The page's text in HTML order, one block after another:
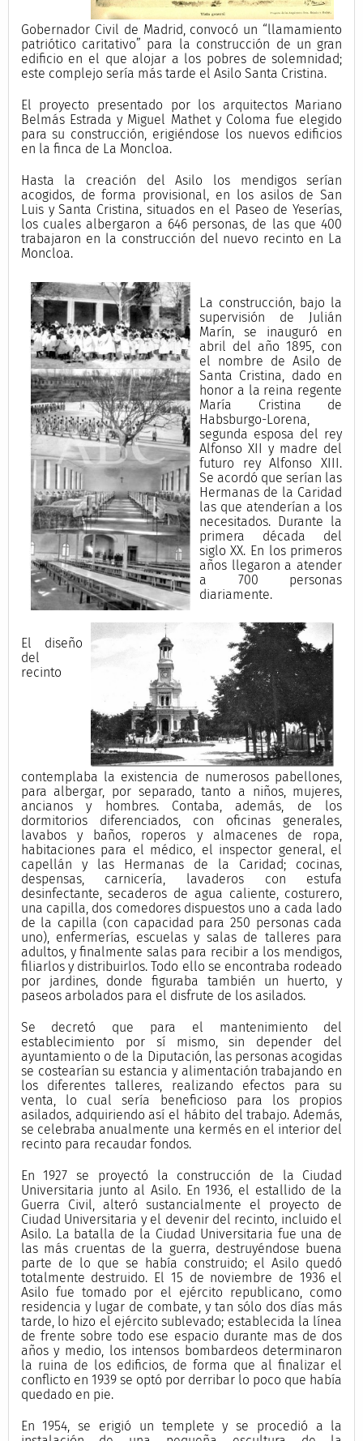
Gobernador Civil de Madrid, convocó un “llamamiento
patriótico caritativo” para la construcción de un gran
edificio en el que alojar a los pobres de solemnidad;
este complejo sería más tarde el Asilo Santa Cristina.
El proyecto presentado por los arquitectos Mariano
Belmás Estrada y Miguel Mathet y Coloma fue elegido
para su construcción, erigiéndose los nuevos edificios
en la finca de La Moncloa.
Hasta la creación del Asilo los mendigos serían
acogidos, de forma provisional, en los asilos de San
Luis y Santa Cristina, situados en el Paseo de Yeserías,
los cuales albergaron a 646 personas, de las que 400
trabajaron en la construcción del nuevo recinto en La
Moncloa.
La construcción, bajo la
supervisión de Julián
Marín, se inauguró en
abril del año 1895, con
el nombre de Asilo de
Santa Cristina, dado en
honor a la reina regente
María Cristina de
Habsburgo-Lorena,
segunda esposa del rey
Alfonso XII y madre del
futuro rey Alfonso XIII.
Se acordó que serían las
Hermanas de la Caridad
las que atenderían a los
necesitados. Durante la
primera década del
siglo XX. En los primeros
años llegaron a atender
a 700 personas
diariamente.
El diseño
del
recinto
contemplaba la existencia de numerosos pabellones,
para albergar, por separado, tanto a niños, mujeres,
ancianos y hombres. Contaba, además, de los
dormitorios diferenciados, con oficinas generales,
lavabos y baños, roperos y almacenes de ropa,
habitaciones para el médico, el inspector general, el
capellán y las Hermanas de la Caridad; cocinas,
despensas, carnicería, lavaderos con estufa
desinfectante, secaderos de agua caliente, costurero,
una capilla, dos comedores dispuestos uno a cada lado
de la capilla (con capacidad para 250 personas cada
uno), enfermerías, escuelas y salas de talleres para
adultos, y finalmente salas para recibir a los mendigos,
filiarlos y distribuirlos. Todo ello se encontraba rodeado
por jardines, donde figuraba también un huerto, y
paseos arbolados para el disfrute de los asilados.
Se decretó que para el mantenimiento del
establecimiento por sí mismo, sin depender del
ayuntamiento o de la Diputación, las personas acogidas
se costearían su estancia y alimentación trabajando en
los diferentes talleres, realizando efectos para su
venta, lo cual sería beneficioso para los propios
asilados, adquiriendo así el hábito del trabajo. Además,
se celebraba anualmente una kermés en el interior del
recinto para recaudar fondos.
En 1927 se proyectó la construcción de la Ciudad
Universitaria junto al Asilo. En 1936, el estallido de la
Guerra Civil, alteró sustancialmente el proyecto de
Ciudad Universitaria y el devenir del recinto, incluido el
Asilo. La batalla de la Ciudad Universitaria fue una de
las más cruentas de la guerra, destruyéndose buena
parte de lo que se había construido; el Asilo quedó
totalmente destruido. El 15 de noviembre de 1936 el
Asilo fue tomado por el ejército republicano, como
residencia y lugar de combate, y tan sólo dos días más
tarde, lo hizo el ejército sublevado; establecida la línea
de frente sobre todo ese espacio durante mas de dos
años y medio, los intensos bombardeos determinaron
la ruina de los edificios, de forma que al finalizar el
conflicto en 1939 se optó por derribar lo poco que había
quedado en pie.
En 1954, se erigió un templete y se procedió a la